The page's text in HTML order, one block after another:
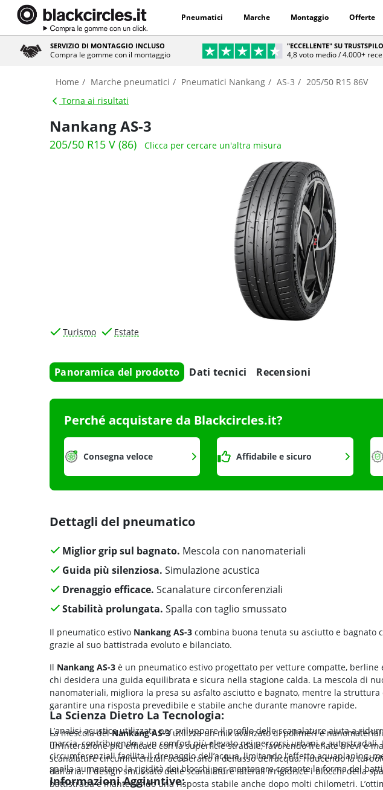
Pneumatici Marche Montaggio Offerte
SERVIZIO DI MONTAGGIO INCLUSO
Compra le gomme con il montaggio
"ECCELLENTE" SU
4,8 voto medio / 4.000+
Home Marche pneumatici Pneumatici Nankang AS-3
205/50 R15 86V
Torna ai risultati
Nankang AS-3
205/50 R15 V (86) Clicca per cercare un'altra misura
Turismo Estate
Panoramica del prodotto Dati tecnici Recensioni
Perché acquistare da Blackcircles.it?
Consegna veloce Affidabile e sicuro
Dettagli del pneumatico
Miglior grip sul bagnato. Mescola con nanomateriali
Guida più silenziosa. Simulazione acustica
Drenaggio efficace. Scanalature circonferenziali
Stabilità prolungata. Spalla con taglio smussato
Il pneumatico estivo Nankang AS-3 combina buona tenuta su asciutto e bagnato
grazie al suo battistrada evoluto e bilanciato.
Il Nankang AS-3 è un pneumatico estivo progettato per vetture compatte, berline
chi desidera una guida equilibrata e sicura nella stagione calda. La mescola di
nanomateriali, migliora la presa su asfalto asciutto e bagnato, mentre la
garantire una risposta prevedibile e stabile anche durante manovre rapide.
L’analisi acustica utilizzata per sviluppare il profilo delle scanalature aiuta a
marcia, contribuendo a un comfort più elevato nei percorsi urbani e
circumferenziali facilita il drenaggio dell’acqua, limitando l’effetto aquaplaning,
spalla aumentano la rigidità dei blocchi per mantenere costante la forma del
La Scienza Dietro La Tecnologia:
La mescola delNankang AS-3utilizza un mix avanzato di polimeri e
un’interazione più efficace con la superficie stradale, favorendo frenate brevi e
scanalature circumferenziali accelerano il deflusso dell’acqua, riducendo la
dall’aria. Il design smussato delle scanalature laterali irrigidisce i blocchi della
battistrada e mantenendo una risposta stabile anche dopo molti chilometri.
Informazioni Aggiuntive: